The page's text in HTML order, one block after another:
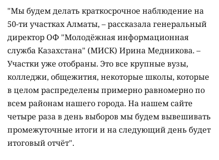
"Мы будем делать краткосрочное наблюдение на
50-ти участках Алматы, – рассказала генеральный
директор ОФ "Молодёжная информационная
служба Казахстана" (МИСК) Ирина Медникова. –
Участки уже отобраны. Это все крупные вузы,
колледжи, общежития, некоторые школы, которые
в целом распределены примерно равномерно по
всем районам нашего города. На нашем сайте
четыре раза в день выборов мы будем вывешивать
промежуточные итоги и на следующий день будет
итоговый отчёт".